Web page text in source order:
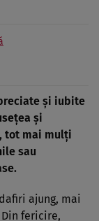
și iubite
și
tot mai mulți
sau
ajung, mai
fericire,